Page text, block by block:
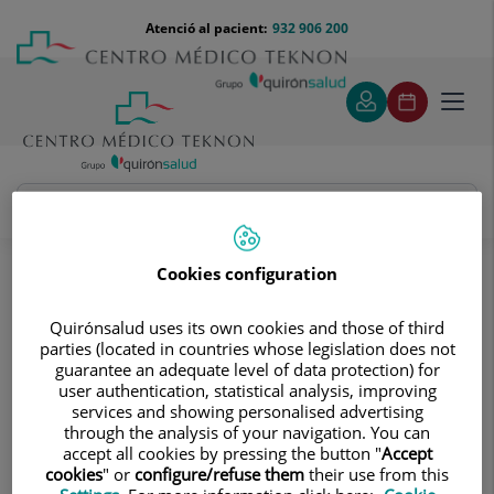
contingut
Menú
teléfono
cabecera
932 906 200
Atenció al pacient:
José Carlos Castillo Acosta
José Carlos Castillo Acosta
FACULTATIU ESPECIALISTA CIR. GENERAL I DIGESTIVA
Cookies configuration
Quirónsalud uses its own cookies and those of third
parties (located in countries whose legislation does not
guarantee an adequate level of data protection) for
user authentication, statistical analysis, improving
services and showing personalised advertising
through the analysis of your navigation. You can
accept all cookies by pressing the button "Accept
cookies" or configure/refuse them their use from this